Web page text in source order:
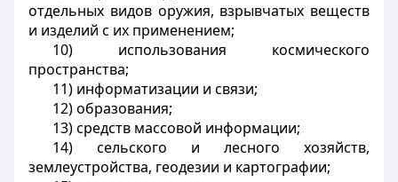
отдельных видов оружия, взрывчатых веществ
и изделий с их применением;
10) использования космического
пространства;
11) информатизации и связи;
12) образования;
13) средств массовой информации;
14) сельского и лесного хозяйств,
землеустройства, геодезии и картографии;